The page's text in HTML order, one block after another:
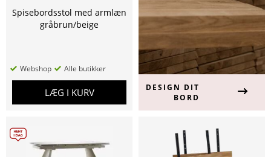
Spisebordsstol med armlæn
gråbrun/beige
Webshop Alle butikker
LÆG I KURV
DESIGN DIT
BORD